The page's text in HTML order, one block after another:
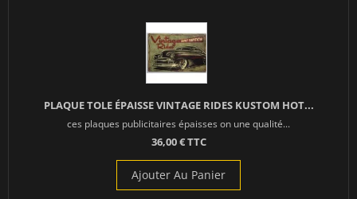
PLAQUE TOLE ÉPAISSE VINTAGE RIDES KUSTOM HOT...
ces plaques publicitaires épaisses on une qualité...
36,00 € TTC
Ajouter Au Panier